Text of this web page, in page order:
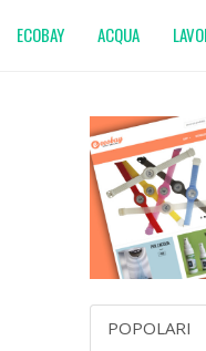
ECOBAY ACQUA
POPOLARI